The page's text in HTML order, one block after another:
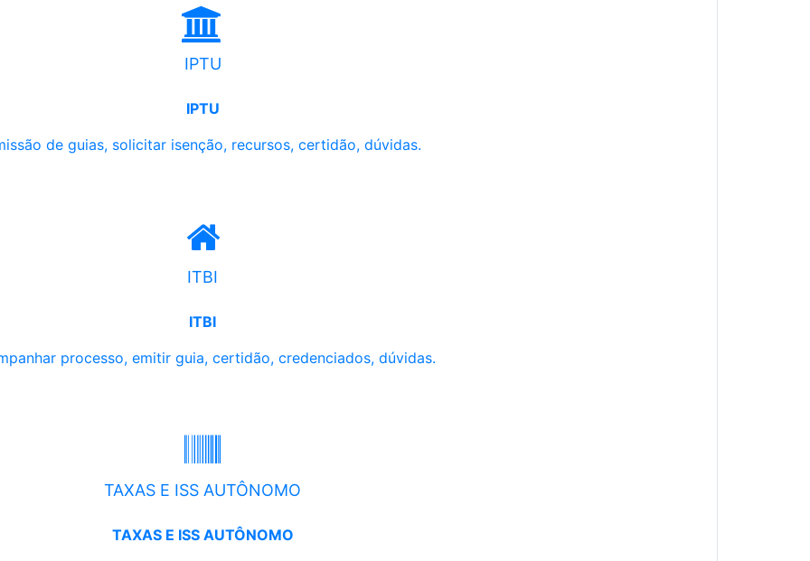
IPTU
IPTU
de guias, solicitar isenção, recursos, certidão, dúvidas.
ITBI
ITBI
processo, emitir guia, certidão, credenciados, dúvidas.
TAXAS E ISS AUTÔNOMO
TAXAS E ISS AUTÔNOMO